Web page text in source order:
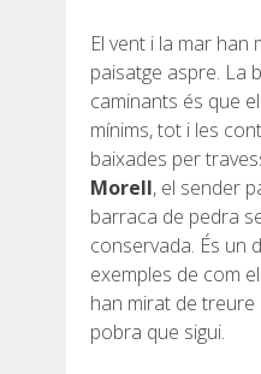
El vent i la mar han
paisatge aspre. La
caminants és que
mínims, tot i les
baixades per
Morell, el sender
barraca de pedra
conservada. És un
exemples de com
han mirat de
pobra que sigui.